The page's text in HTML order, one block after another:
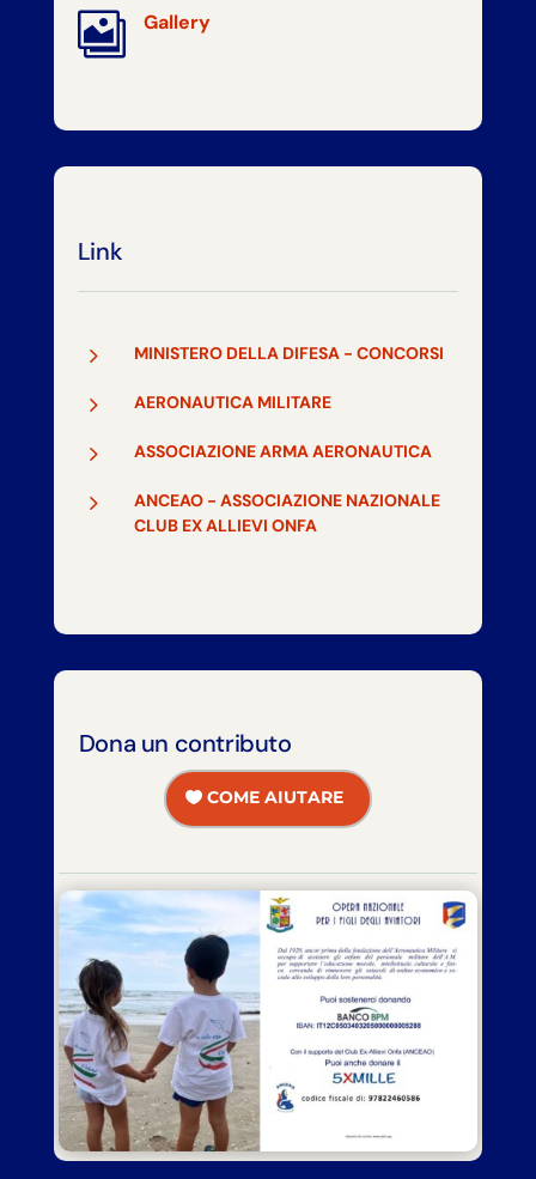
 Gallery
Link
5 MINISTERO DELLA DIFESA - CONCORSI
5 AERONAUTICA MILITARE
5 ASSOCIAZIONE ARMA AERONAUTICA
5
ANCEAO - ASSOCIAZIONE NAZIONALE
CLUB EX ALLIEVI ONFA
Dona un contributo
COME AIUTARE